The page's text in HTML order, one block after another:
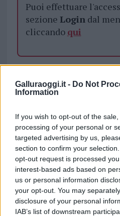
Galluraoggi.it - Do Not
Information
If you wish to opt-out of the
processing of your personal or
targeted advertising by us,
section to confirm your
opt-out request is processed
interest-based ads based on
us or personal information
your opt-out. You may
disclosure of your personal
IAB’s list of downstream
Puoi effettuare
sezione Logindal
cliccando qui
Inviaci le
i tuoi
Su
345 356